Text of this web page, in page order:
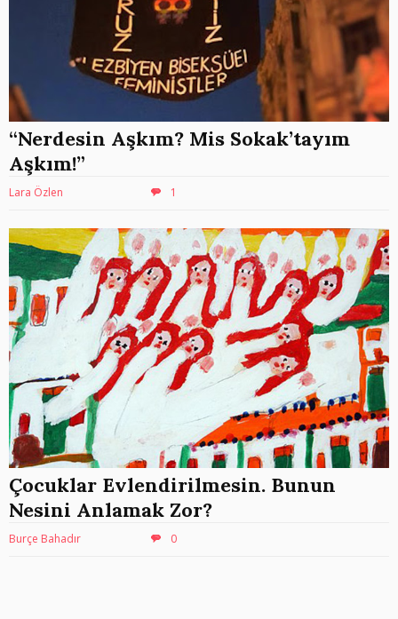
“Nerdesin Aşkım? Mis Sokak’tayım
Aşkım!”
Lara Özlen 1
Çocuklar Evlendirilmesin. Bunun
Nesini Anlamak Zor?
Burçe Bahadır 0